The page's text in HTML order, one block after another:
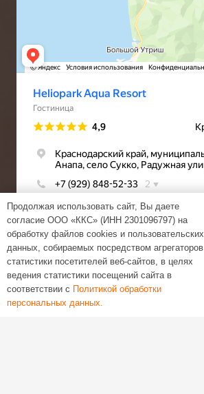
Продолжая использовать сайт, Вы даете
согласие ООО «ККС» (ИНН 2301096797) на
обработку файлов cookies и пользовательских
данных, собираемых посредством агрегаторов
статистики посетителей веб-сайтов, в целях
ведения статистики посещений сайта в
соответствии с Политикой обработки
персональных данных.